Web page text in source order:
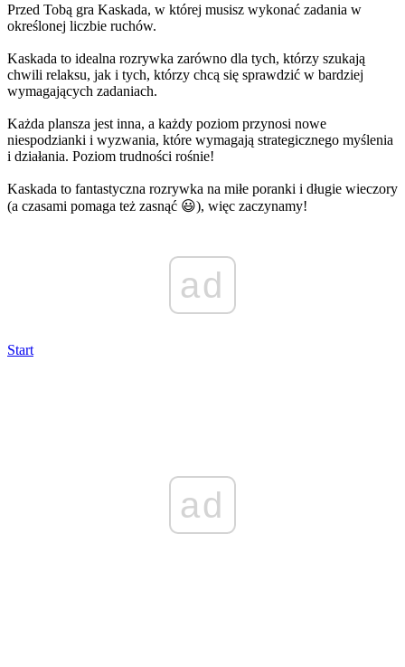
Przed Tobą gra Kaskada, w której musisz wykonać zadania w
określonej liczbie ruchów.
Kaskada to idealna rozrywka zarówno dla tych, którzy szukają
chwili relaksu, jak i tych, którzy chcą się sprawdzić w bardziej
wymagających zadaniach.
Każda plansza jest inna, a każdy poziom przynosi nowe
niespodzianki i wyzwania, które wymagają strategicznego myślenia
i działania. Poziom trudności rośnie!
Kaskada to fantastyczna rozrywka na miłe poranki i długie wieczory
(a czasami pomaga też zasnąć 😃), więc zaczynamy!
ad
Start
ad